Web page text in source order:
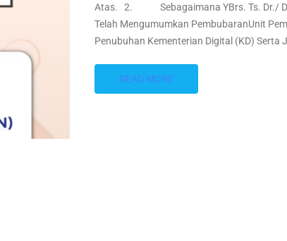
Atas. 2. Sebagaimana YBrs. Ts. Dr./ Dr./
Telah Mengumumkan PembubaranUnit
Penubuhan Kementerian Digital (KD) Serta
READ MORE